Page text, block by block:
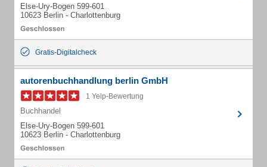
Else-Ury-Bogen 599-601
10623 Berlin - Charlottenburg
Gratis-Digitalcheck
autorenbuchhandlung berlin GmbH
1 Yelp-Bewertung
Buchhandel
Else-Ury-Bogen 599-601
10623 Berlin - Charlottenburg